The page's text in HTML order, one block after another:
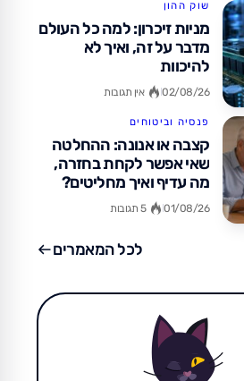
שוק ההון
מניות זיכרון: למה כל העולם
מדבר על זה, ואיך לא
להיכוות
02/08/26 אין תגובות
פנסיה וביטוחים
קצבה או אנונה: ההחלטה
שאי אפשר לקחת בחזרה,
מה עדיף ואיך מחליטים?
01/08/26 5 תגובות
לכל המאמרים